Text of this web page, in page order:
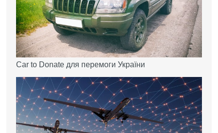
Car to Donate для перемоги України